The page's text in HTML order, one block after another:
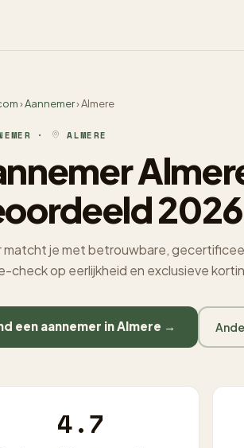
›Aannemer› Almere
· ALMERE
2026
matcht je met betrouwbare,
check op eerlijkheid en exclusieve
een aannemer in Almere →
4.7